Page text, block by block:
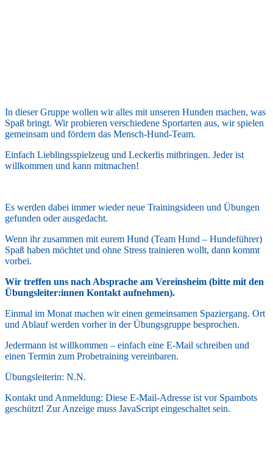
In dieser Gruppe wollen wir alles mit unseren Hunden machen, was
Spaß bringt. Wir probieren verschiedene Sportarten aus, wir spielen
gemeinsam und fördern das Mensch-Hund-Team.
Einfach Lieblingsspielzeug und Leckerlis mitbringen. Jeder ist
willkommen und kann mitmachen!
Es werden dabei immer wieder neue Trainingsideen und Übungen
gefunden oder ausgedacht.
Wenn ihr zusammen mit eurem Hund (Team Hund – Hundeführer)
Spaß haben möchtet und ohne Stress trainieren wollt, dann kommt
vorbei.
Wir treffen uns nach Absprache am Vereinsheim (bitte mit den
Übungsleiter:innen Kontakt aufnehmen).
Einmal im Monat machen wir einen gemeinsamen Spaziergang. Ort
und Ablauf werden vorher in der Übungsgruppe besprochen.
Jedermann ist willkommen – einfach eine E-Mail schreiben und
einen Termin zum Probetraining vereinbaren.
Übungsleiterin: N.N.
Kontakt und Anmeldung: Diese E-Mail-Adresse ist vor Spambots
geschützt! Zur Anzeige muss JavaScript eingeschaltet sein.